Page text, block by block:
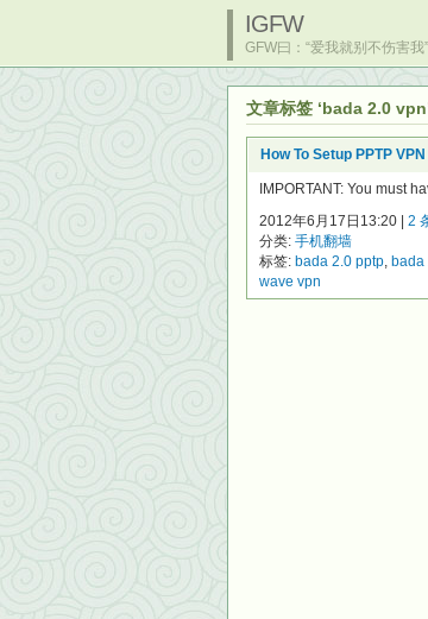
IGFW
GFW曰：“爱我就别不伤害我”
文章标签 ‘bada 2.0
How To Setup PPTP
IMPORTANT: You must
2012年6月17日13:20 | 2
分类: 手机翻墙
标签: bada 2.0 pptp, bada
wave vpn